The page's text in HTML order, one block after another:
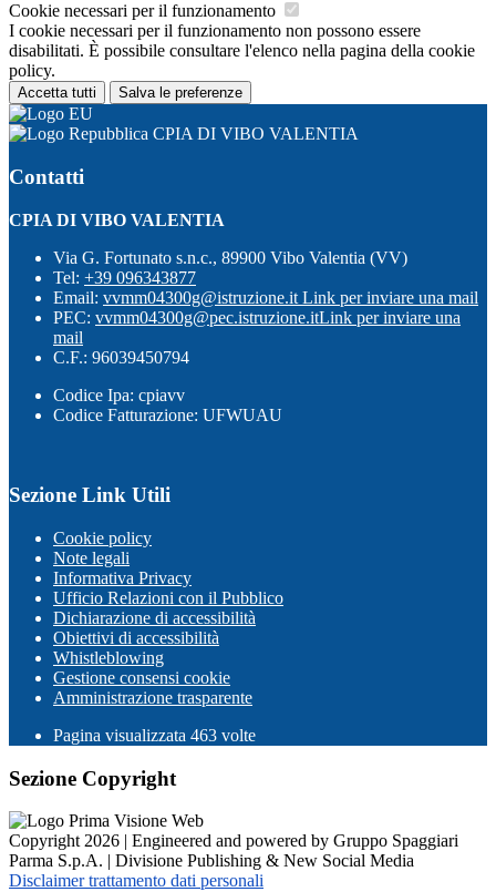
Cookie necessari per il funzionamento
I cookie necessari per il funzionamento non possono essere
disabilitati. È possibile consultare l'elenco nella pagina della cookie
policy.
Accetta tutti Salva le preferenze
CPIA DI VIBO VALENTIA
Contatti
CPIA DI VIBO VALENTIA
Via G. Fortunato s.n.c., 89900 Vibo Valentia (VV)
Tel: +39 096343877
Email: vvmm04300g@istruzione.it Link per inviare una mail
PEC: vvmm04300g@pec.istruzione.itLink per inviare una
mail
C.F.: 96039450794
Codice Ipa: cpiavv
Codice Fatturazione: UFWUAU
Sezione Link Utili
Cookie policy
Note legali
Informativa Privacy
Ufficio Relazioni con il Pubblico
Dichiarazione di accessibilità
Obiettivi di accessibilità
Whistleblowing
Gestione consensi cookie
Amministrazione trasparente
Pagina visualizzata 463 volte
Sezione Copyright
Copyright 2026 | Engineered and powered by Gruppo Spaggiari
Parma S.p.A. | Divisione Publishing & New Social Media
Disclaimer trattamento dati personali